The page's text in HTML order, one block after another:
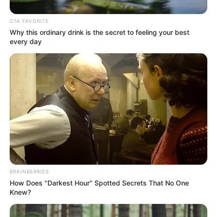
Ibagué celebrará al campo por todo
lo alto: habrá conciertos, feria y
botas gratis
CTA FAVORITE
Why this ordinary drink is the secret to feeling your best
every day
BRAINBERRIES
How Does "Darkest Hour" Spotted Secrets That No One
Knew?